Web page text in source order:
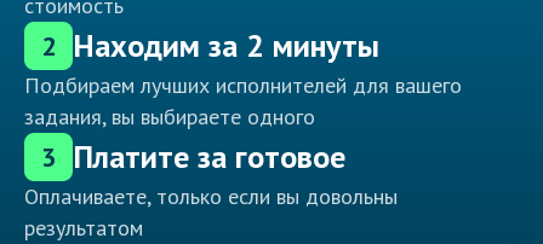
стоимость
2 Находим за 2 минуты
Подбираем лучших исполнителей для вашего
задания, вы выбираете одного
3 Платите за готовое
Оплачиваете, только если вы довольны
результатом